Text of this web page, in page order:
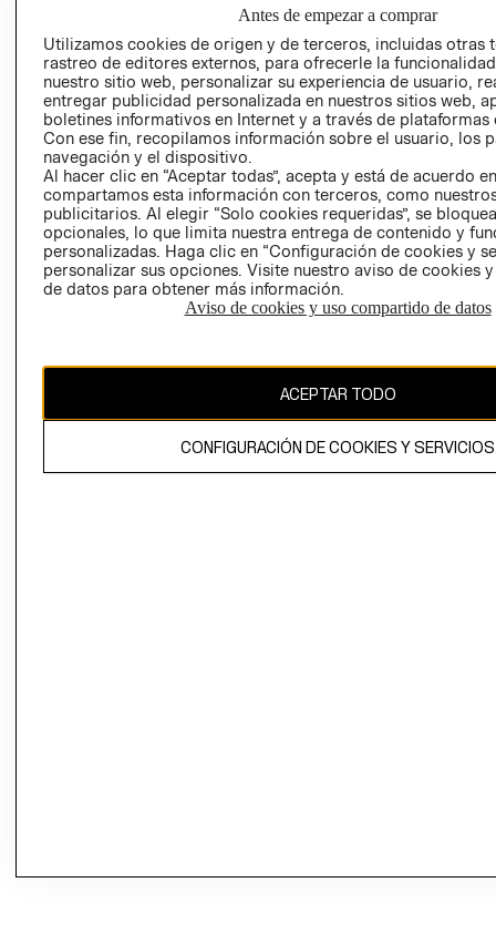
TRANSPARENCIA
Y ÉTICA (INGLÉS)
COMERCIO - SIC
PETICIONES
QUEJAS Y
RECLAMOS
Colombia ($)
CAMBIAR REGIÓN
propiedad de H&M Hennes & Mauritz AB.
Antes de empezar a comprar
Utilizamos cookies de origen y de terceros, incluidas otras
rastreo de editores externos, para ofrecerle la
nuestro sitio web, personalizar su experiencia de usuario,
entregar publicidad personalizada en nuestros sitios web,
boletines informativos en Internet y a través de plataformas
Con ese fin, recopilamos información sobre el usuario, los
navegación y el dispositivo.
Al hacer clic en “Aceptar todas”, acepta y está de acuerdo
compartamos esta información con terceros, como
publicitarios. Al elegir “Solo cookies requeridas”, se
opcionales, lo que limita nuestra entrega de contenido y
personalizadas. Haga clic en “Configuración de cookies y
personalizar sus opciones. Visite nuestro aviso de cookies
de datos para obtener más información.
Aviso de cookies y uso compartido de datos
ACEPTAR TODO
CONFIGURACIÓN DE COOKIES Y SERVICIOS